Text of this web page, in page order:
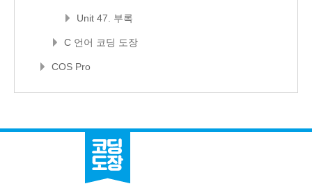
Unit 47. 부록
C 언어 코딩 도장
COS Pro